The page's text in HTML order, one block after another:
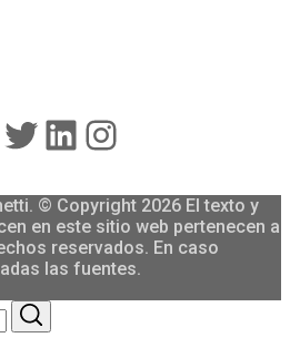
Twitter
LinkedIn
Instagram
© Copyright 2026 El texto y
en este sitio web pertenecen a
reservados. En caso
las fuentes.